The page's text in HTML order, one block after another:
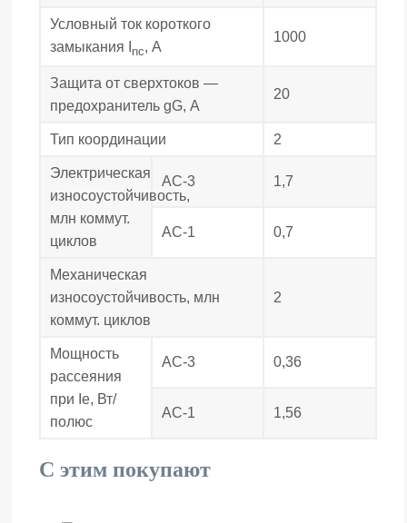
Условный ток короткого
замыкания I
nc, А
1000
Защита от сверхтоков —
предохранитель gG, А
20
Тип координации 2
Электрическая
износоустойчивость,
млн коммут.
циклов
АС-3 1,7
АС-1 0,7
Механическая
износоустойчивость, млн
коммут. циклов
2
Мощность
рассеяния
при Ie, Вт/
полюс
АС-3 0,36
АС-1 1,56
С этим покупают